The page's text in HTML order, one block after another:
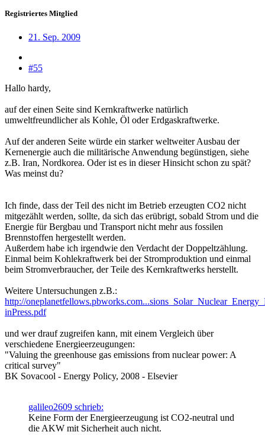
Registriertes Mitglied
21. Sep. 2009
#55
Hallo hardy,
auf der einen Seite sind Kernkraftwerke natürlich
umweltfreundlicher als Kohle, Öl oder Erdgaskraftwerke.
Auf der anderen Seite würde ein starker weltweiter Ausbau der
Kernenergie auch die militärische Anwendung begünstigen, siehe
z.B. Iran, Nordkorea. Oder ist es in dieser Hinsicht schon zu spät?
Was meinst du?
Ich finde, dass der Teil des nicht im Betrieb erzeugten CO2 nicht
mitgezählt werden, sollte, da sich das erübrigt, sobald Strom und die
Energie für Bergbau und Transport nicht mehr aus fossilen
Brennstoffen hergestellt werden.
Außerdem habe ich irgendwie den Verdacht der Doppeltzählung.
Einmal beim Kohlekraftwerk bei der Stromproduktion und einmal
beim Stromverbraucher, der Teile des Kernkraftwerks herstellt.
Weitere Untersuchungen z.B.:
http://
inPress.pdf
und wer drauf zugreifen kann, mit einem Vergleich über
verschiedene Energieerzeugungen:
"Valuing the greenhouse gas emissions from nuclear power: A
critical survey"
BK Sovacool - Energy Policy, 2008 - Elsevier
galileo2609 schrieb:
Keine Form der Energieerzeugung ist CO2-neutral und
die AKW mit Sicherheit auch nicht.